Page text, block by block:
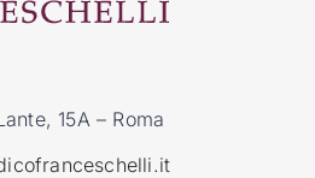
15A – Roma